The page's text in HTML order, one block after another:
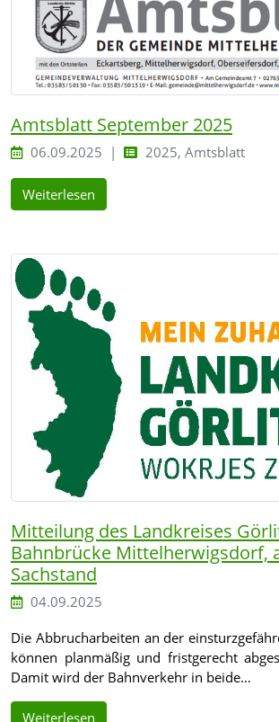
Amtsblatt September 2025
06.09.2025 2025, Amtsblatt
Weiterlesen
Mitteilung des Landkreises
Bahnbrücke Mittelherwigsdorf,
Sachstand
04.09.2025
Die Abbrucharbeiten an der
können planmäßig und fristgerecht
Damit wird der Bahnverkehr in beide…
Weiterlesen